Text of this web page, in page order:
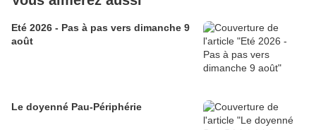
Eté 2026 - Pas à pas vers dimanche 9
août
Le doyenné Pau-Périphérie